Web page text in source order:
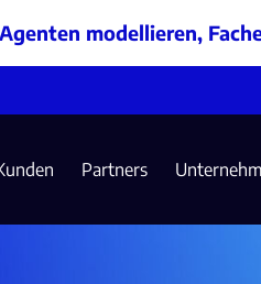
modellieren,
Partners